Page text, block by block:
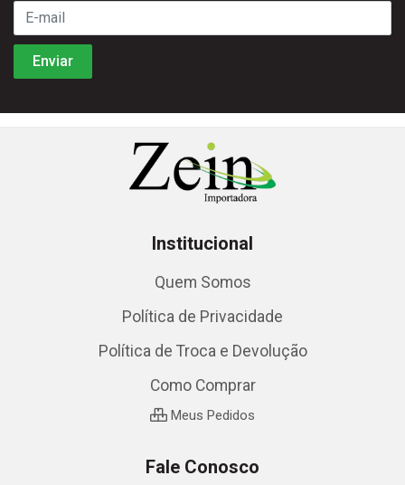
Institucional
Quem Somos
Política de Privacidade
Política de Troca e Devolução
Como Comprar
Meus Pedidos
Fale Conosco